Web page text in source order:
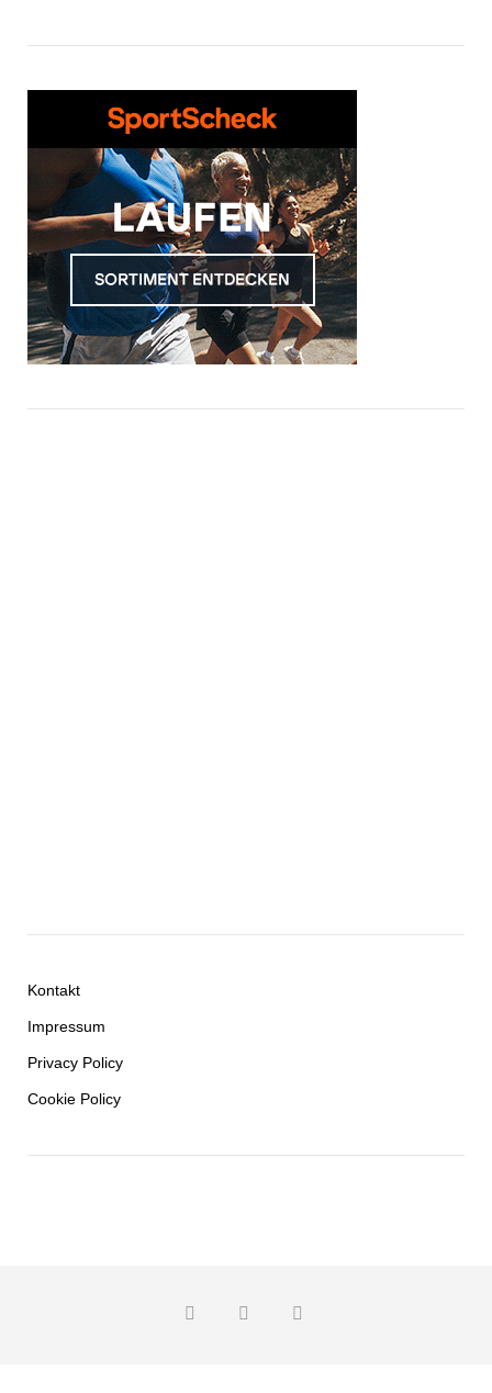
Kontakt
Impressum
Privacy Policy
Cookie Policy